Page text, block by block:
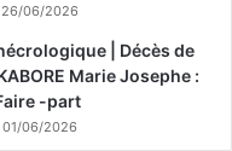
26/06/2026
| Décès de
Marie Josephe :
-part
01/06/2026